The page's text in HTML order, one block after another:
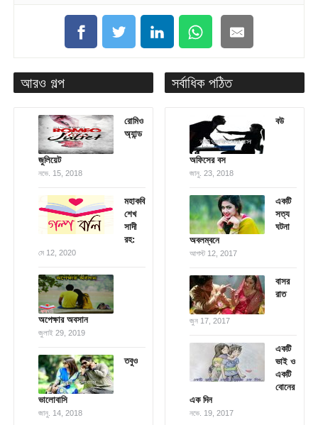
আরও গল্প
রোমিও
অ্যান্ড
জুলিয়েট
নভে. 15, 2018
মহাকবি
শেখ
সাদী
রহ:
মে 12, 2020
অপেক্ষার অবসান
জুলাই 29, 2019
তবুও
ভালোবাসি
জানু. 14, 2018
সর্বাধিক পঠিত
বউ
অফিসের বস
জানু. 23, 2018
একটি
সত্য
ঘটনা
অবলম্বনে
আগস্ট 12, 2017
বাসর
রাত
জুন 17, 2017
একটি
ভাই ও
একটি
বোনের
এক দিন
নভে. 19, 2017